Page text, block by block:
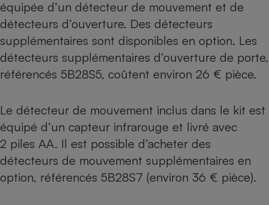
équipée d’un détecteur de mouvement et de
détecteurs d’ouverture. Des détecteurs
supplémentaires sont disponibles en option. Les
détecteurs supplémentaires d’ouverture de porte,
référencés 5B28S5, coûtent environ 26 € pièce.
Le détecteur de mouvement inclus dans le kit est
équipé d’un capteur infrarouge et livré avec
2 piles AA. Il est possible d’acheter des
détecteurs de mouvement supplémentaires en
option, référencés 5B28S7 (environ 36 € pièce).